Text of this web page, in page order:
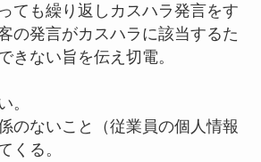
ても繰り返しカスハラ発言をす
の発言がカスハラに該当するた
きない旨を伝え切電。
。
のないこと（従業員の個人情報
くる。